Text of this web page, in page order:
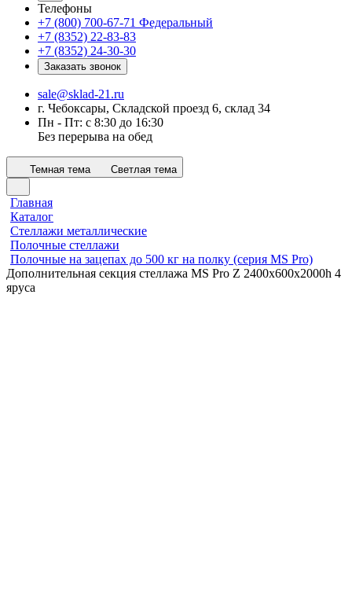
Телефоны
+7 (800) 700-67-71 Федеральный
+7 (8352) 22-83-83
+7 (8352) 24-30-30
Заказать звонок
sale@sklad-21.ru
г. Чебоксары, Складской проезд 6, склад 34
Пн - Пт: с 8:30 до 16:30
Без перерыва на обед
Темная тема Светлая тема
Главная
Каталог
Стеллажи металлические
Полочные стеллажи
Полочные на зацепах до 500 кг на полку (серия MS Pro)
Дополнительная секция стеллажа MS Pro Z 2400x600х2000h 4
яруса